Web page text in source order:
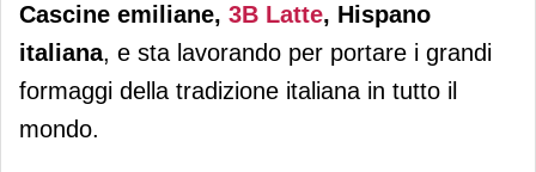
Cascine emiliane, 3B Latte, Hispano
italiana, e sta lavorando per portare i grandi
formaggi della tradizione italiana in tutto il
mondo.